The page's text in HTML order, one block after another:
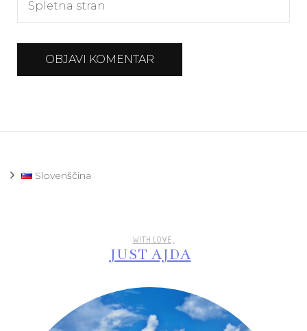
Slovenščina
WITH LOVE,
JUST AJDA